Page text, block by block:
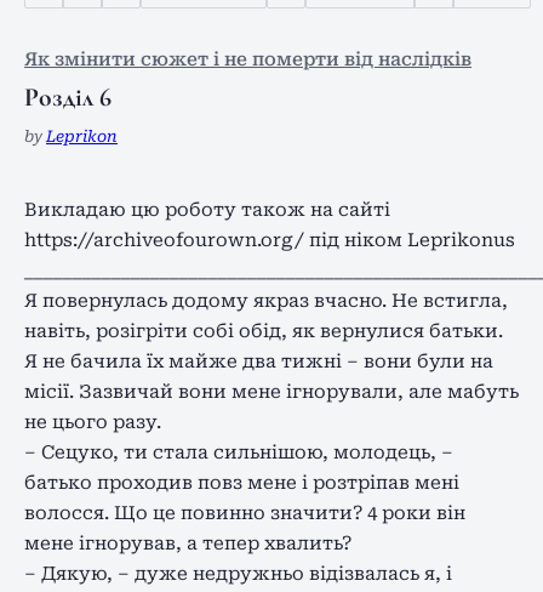
Як змінити сюжет і не померти від наслідків
Розділ 6
by Leprikon
Викладаю цю роботу також на сайті
https://archiveofourown.org/ під ніком Leprikonus
Я повернулась додому якраз вчасно. Не встигла,
навіть, розігріти собі обід, як вернулися батьки.
Я не бачила їх майже два тижні – вони були на
місії. Зазвичай вони мене ігнорували, але мабуть
не цього разу.
– Сецуко, ти стала сильнішою, молодець, –
батько проходив повз мене і розтріпав мені
волосся. Що це повинно значити? 4 роки він
мене ігнорував, а тепер хвалить?
– Дякую, – дуже недружньо відізвалась я, і